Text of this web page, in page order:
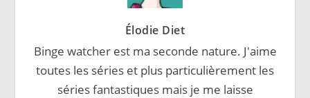
Élodie Diet
Binge watcher est ma seconde nature. J'aime
toutes les séries et plus particulièrement les
séries fantastiques mais je me laisse